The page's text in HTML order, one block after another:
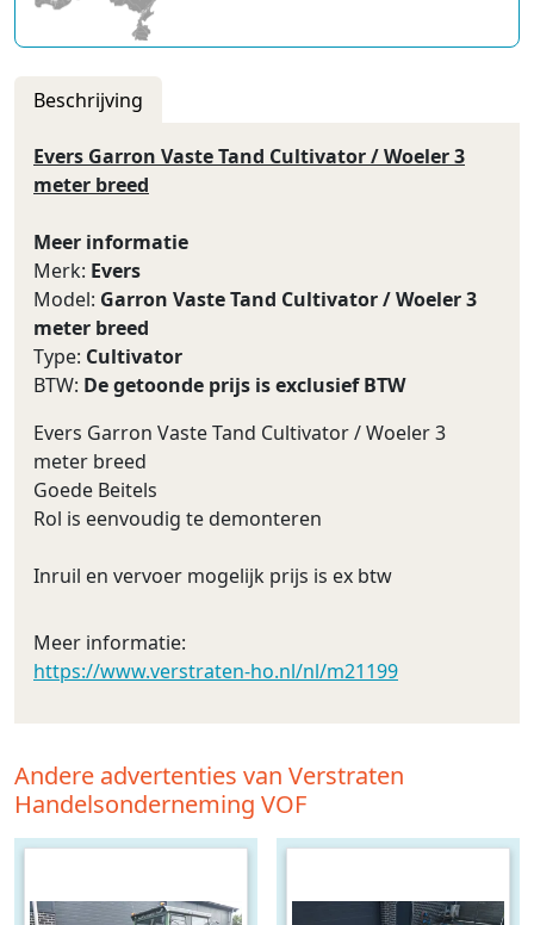
Beschrijving
Evers Garron Vaste Tand Cultivator / Woeler 3
meter breed
Meer informatie
Merk: Evers
Model: Garron Vaste Tand Cultivator / Woeler 3
meter breed
Type: Cultivator
BTW: De getoonde prijs is exclusief BTW
Evers Garron Vaste Tand Cultivator / Woeler 3
meter breed
Goede Beitels
Rol is eenvoudig te demonteren
Inruil en vervoer mogelijk prijs is ex btw
Meer informatie:
https://www.verstraten-ho.nl/nl/m21199
Andere advertenties van Verstraten
Handelsonderneming VOF